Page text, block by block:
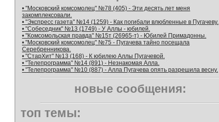
• "Московский комсомолец" №78 (405) - Эти десять лет меня
закомплексовали.
• "Экспресс газета" №14 (1259) - Как погибали влюбленные в Пугачеву.
• "Собеседник" №13 (1749) - У Аллы - юбилей.
• "Комсомольская правда" №15т (26965-т) - Юбилей Примадонны.
• "Московский комсомолец" №75 - Пугачева тайно посещала
Серебренникова.
• "СтарХит" №13 (168) - К юбилею Аллы Пугачевой.
• "Телепрограмма" №14 (891) - Незнакомая Алла.
• "Телепрограмма" №10 (887) - Алла Пугачева опять разрешила весну.
новые сообщения:
топ темы: